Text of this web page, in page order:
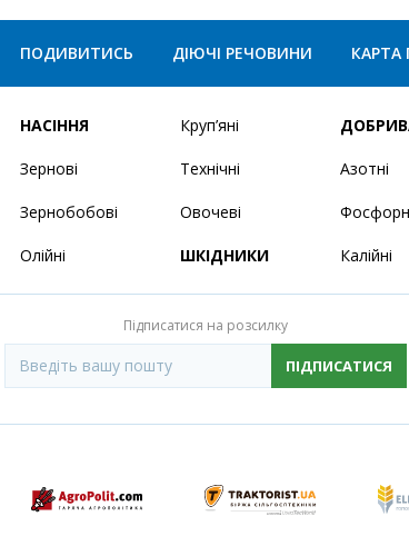
ПОДИВИТИСЬ ДІЮЧІ РЕЧОВИНИ КАРТА
НАСІННЯ
Зернові
Зернобобові
Олійні
Круп’яні
Технічні
Овочеві
ШКІДНИКИ
Азотні
Калійні
Підписатися на розсилку
ПІДПИСАТИСЯ